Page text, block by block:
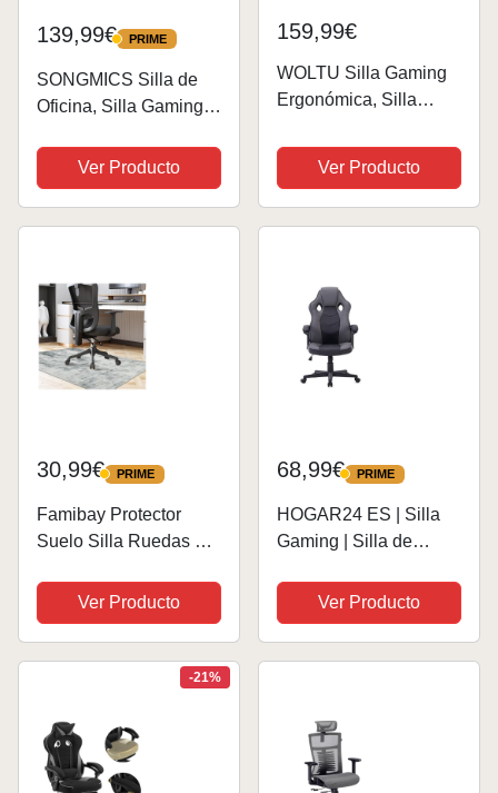
139,99€ PRIME
PRIME
SONGMICS Silla de
Oficina, Silla Gaming
Reposapiés
Telescópico, Respaldo
Ajustable,
de 150 kg, Negro...
Ver Producto
159,99€
WOLTU Silla Gaming
Ergonómica, Silla
Lumbar Masaje y
Reposapiés Extraible,
Silla Giratoria con Gran
Asiento de Muelle,
Ver Producto
30,99€ PRIME
PRIME
Famibay Protector
Suelo Silla Ruedas 90
Antideslizante
Alfombra Silla
Escritorio Alfombra
Oficina Baldosas...
Ver Producto
68,99€ PRIME
PRIME
HOGAR24 ES | Silla
Gaming | Silla de
Ergonómica para
Gamers Especial
Videojuegos | Piel
Ver Producto
-21%